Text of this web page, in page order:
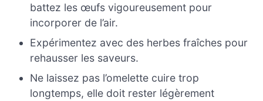
battez les œufs vigoureusement pour
incorporer de l’air.
Expérimentez avec des herbes fraîches pour
rehausser les saveurs.
Ne laissez pas l’omelette cuire trop
longtemps, elle doit rester légèrement